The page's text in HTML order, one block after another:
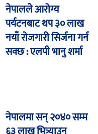
नेपालले आरोग्य
पर्यटनबाट थप ३० लाख
नयाँ रोजगारी सिर्जना गर्न
सक्छ : एलपी भानु शर्मा
नेपालमा सन् २०४० सम्म